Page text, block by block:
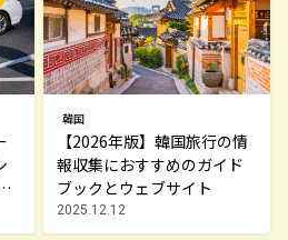
韓国
【2026年版】韓国旅行の情
報収集におすすめのガイド
ブックとウェブサイト
2025.12.12